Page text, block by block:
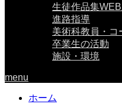
生徒作品集WEB
進路指導
美術科教員・コ
卒業生の活動
施設・環境
menu
ホーム